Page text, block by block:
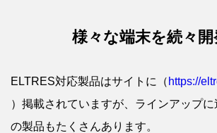
様々な端末を続々開
ELTRES対応製品はサイトに（ https://
）掲載されていますが、ラインアップ
の製品もたくさんあります。